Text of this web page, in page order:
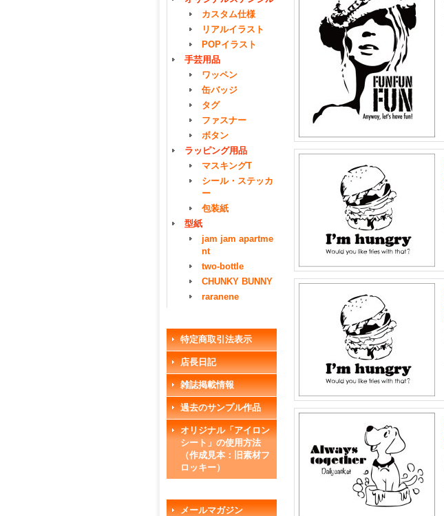
カスタム仕様
リアルイラスト
POPイラスト
手芸用品
ワッペン
缶バッジ
タグ
ファスナー
ボタン
ラッピング用品
マスキングT
シール・ステッカ
ー
包装紙
型紙
jam jam apartme
nt
two-bottle
CHUNKY BUNNY
raranene
特定商取引法表示
店長日記
雑誌掲載情報
過去のサンプル作品
オリジナル「アイロン
シート」の使用方法
（作成見本：旧素材フ
ロッキー）
メールマガジン